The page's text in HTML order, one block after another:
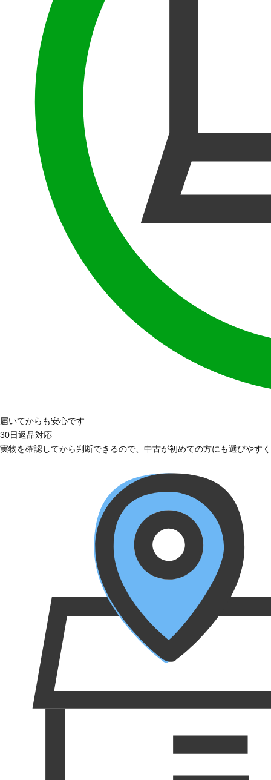
届いてからも安心です
30日返品対応
実物を確認してから判断できるので、中古が初めての方にも選びやす